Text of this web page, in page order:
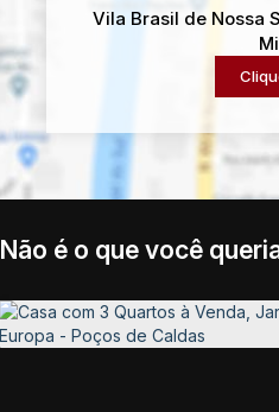
Vila Brasil de Nossa
Não é o que você